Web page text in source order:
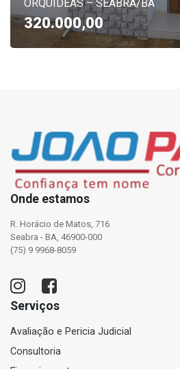
ORQUÍDEAS – SEABRA/BA
320.000,00
Onde estamos
R. Horácio de Matos, 716
Seabra - BA, 46900-000
(75) 9 9968-8059
Serviços
Avaliação e Pericia Judicial
Consultoria